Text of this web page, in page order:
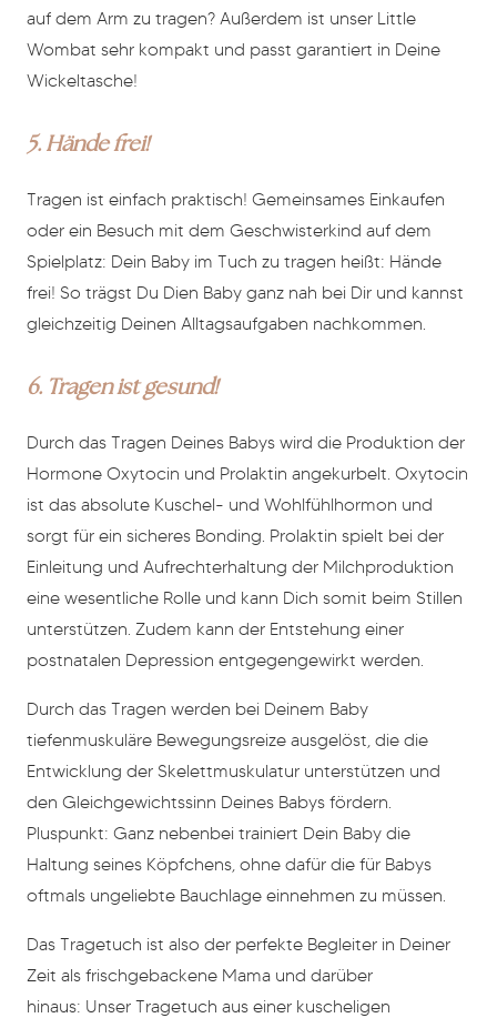
auf dem Arm zu tragen? Außerdem ist unser Little
Wombat sehr kompakt und passt garantiert in Deine
Wickeltasche!
5. Hände frei!
Tragen ist einfach praktisch! Gemeinsames Einkaufen
oder ein Besuch mit dem Geschwisterkind auf dem
Spielplatz: Dein Baby im Tuch zu tragen heißt: Hände
frei! So trägst Du Dien Baby ganz nah bei Dir und kannst
gleichzeitig Deinen Alltagsaufgaben nachkommen.
6. Tragen ist gesund!
Durch das Tragen Deines Babys wird die Produktion der
Hormone Oxytocin und Prolaktin angekurbelt. Oxytocin
ist das absolute Kuschel- und Wohlfühlhormon und
sorgt für ein sicheres Bonding. Prolaktin spielt bei der
Einleitung und Aufrechterhaltung der Milchproduktion
eine wesentliche Rolle und kann Dich somit beim Stillen
unterstützen. Zudem kann der Entstehung einer
postnatalen Depression entgegengewirkt werden.
Durch das Tragen werden bei Deinem Baby
tiefenmuskuläre Bewegungsreize ausgelöst, die die
Entwicklung der Skelettmuskulatur unterstützen und
den Gleichgewichtssinn Deines Babys fördern.
Pluspunkt: Ganz nebenbei trainiert Dein Baby die
Haltung seines Köpfchens, ohne dafür die für Babys
oftmals ungeliebte Bauchlage einnehmen zu müssen.
Das Tragetuch ist also der perfekte Begleiter in Deiner
Zeit als frischgebackene Mama und darüber
hinaus: Unser Tragetuch aus einer kuscheligen